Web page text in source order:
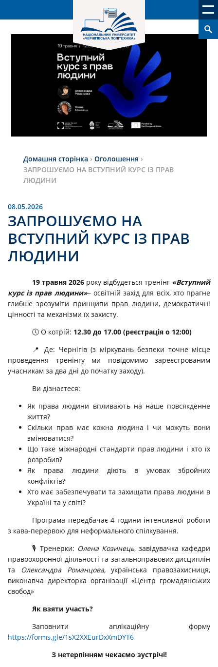
Домашня сторінка › Оголошення ›
ЗАПРОШУЄМО НА ВСТУПНИЙ КУРС ІЗ ПРАВ
ЛЮДИНИ
08.05.2026
ЗАПРОШУЄМО НА
ВСТУПНИЙ КУРС ІЗ ПРАВ
ЛЮДИНИ
19 травня 2026 року відбудеться тренінг «Вступний
курс із прав людини»– освітній захід для всіх, хто прагне
глибше зрозуміти принципи прав людини, демократичні
цінності та механізми їх захисту.
🕔 О котрій: 12.30 до 17.00 (реєстрація о 12:00)
📍 Де: Чернігів (з міркувань безпеки точне місце
проведення тренінгу ми повідомимо зареєстрованим
учасникам за два дні до початку заходу).
Ви дізнаєтеся:
Як права людини впливають на наше повсякденне
життя?
Скільки прав має кожна людина і чи можуть вони
змінюватися?
Що таке міжнародні стандарти прав людини і хто їх
розробив?
Як права людини діють в умовах збройних
конфліктів?
Хто має забезпечувати та захищати права людини в
Україні та у світі?
Програма передбачає 4 години інтенсивної роботи
з кава-перервою для неформального спілкування.
🎙️ Тренерки: Олена Козинець, завідувачка кафедри
правоохоронної діяльності та загальноправових дисциплін
та Олександра Романцова,українська правозахисниця,
виконавча директорка організації «Центр громадянських
свобод»
Як взяти участь?
Заповнити аплікаційну форму
https://forms.gle/1sX2XXEurDxXmDYT6
З нетерпінням чекаємо зустрічі!